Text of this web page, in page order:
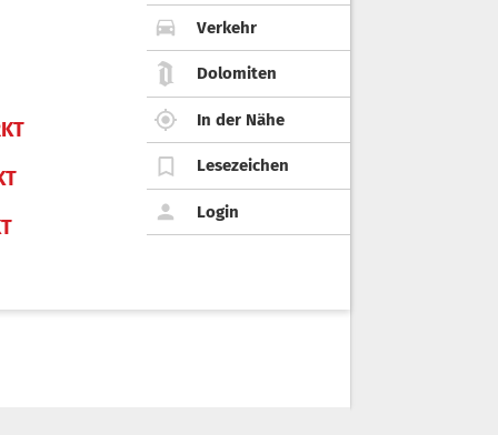
Verkehr
Dolomiten
In der Nähe
Lesezeichen
Login